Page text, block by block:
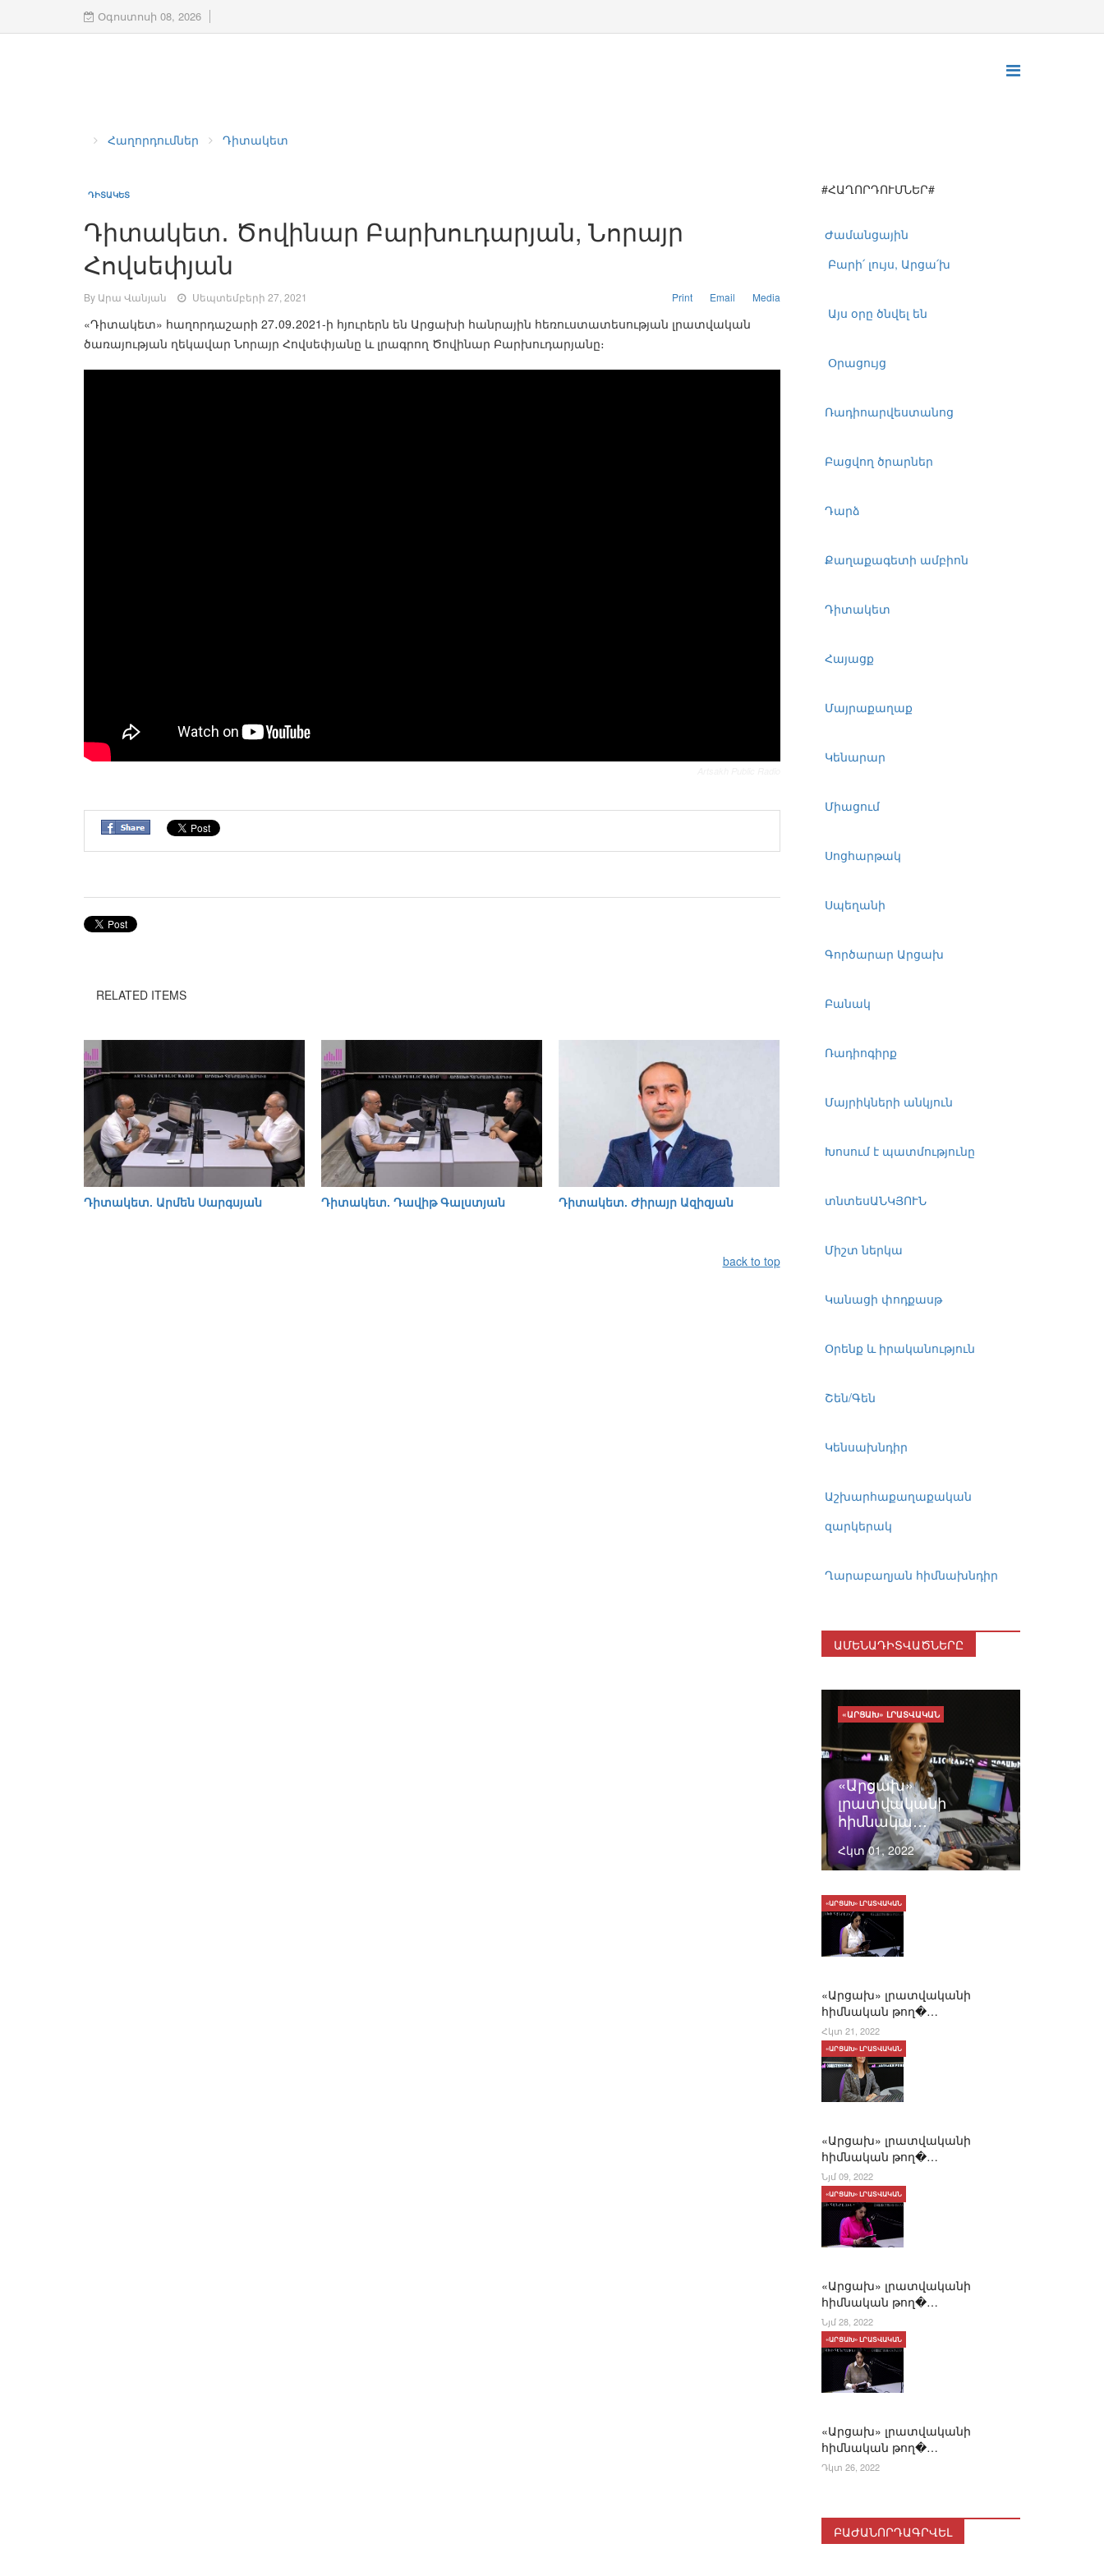
Օգոստոսի 08, 2026
Հաղորդումներ Դիտակետ
ԴԻՏԱԿԵՏ
Դիտակետ․ Ծովինար Բարխուդարյան, Նորայր
Հովսեփյան
By Արա Վանյան Սեպտեմբերի 27, 2021 Print Email Media
«Դիտակետ» հաղորդաշարի 27․09․2021-ի հյուրերն են Արցախի հանրային հեռուստատեսության լրատվական
ծառայության ղեկավար Նորայր Հովսեփյանը և լրագրող Ծովինար Բարխուդարյանը։
RELATED ITEMS
Դիտակետ. Արմեն Սարգսյան Դիտակետ. Դավիթ Գալստյան Դիտակետ. Ժիրայր Ազիզյան
back to top
#ՀԱՂՈՐԴՈՒՄՆԵՐ#
Ժամանցային
Բարի՛ լույս, Արցա՛խ
Այս օրը ծնվել են
Օրացույց
Ռադիոարվեստանոց
Բացվող ծրարներ
Դարձ
Քաղաքագետի ամբիոն
Դիտակետ
Հայացք
Մայրաքաղաք
Կենարար
Միացում
Սոցհարթակ
Սպեղանի
Գործարար Արցախ
Բանակ
Ռադիոգիրք
Մայրիկների անկյուն
Խոսում է պատմությունը
տնտեսԱՆԿՅՈՒՆ
Միշտ ներկա
Կանացի փոդքասթ
Օրենք և իրականություն
Շեն/Գեն
Կենսախնդիր
Աշխարհաքաղաքական
զարկերակ
Ղարաբաղյան հիմնախնդիր
ԱՄԵՆԱԴԻՏՎԱԾՆԵՐԸ
«Արցախ»
լրատվականի
հիմնակա…
Հկտ 01, 2022
«ԱՐՑԱԽ» ԼՐԱՏՎԱԿԱՆ
«Արցախ» լրատվականի
հիմնական թող�…
«ԱՐՑԱԽ» ԼՐԱՏՎԱԿԱՆ
Հկտ 21, 2022
«Արցախ» լրատվականի
հիմնական թող�…
«ԱՐՑԱԽ» ԼՐԱՏՎԱԿԱՆ
Նյմ 09, 2022
«Արցախ» լրատվականի
հիմնական թող�…
«ԱՐՑԱԽ» ԼՐԱՏՎԱԿԱՆ
Նյմ 28, 2022
«Արցախ» լրատվականի
հիմնական թող�…
«ԱՐՑԱԽ» ԼՐԱՏՎԱԿԱՆ
Դկտ 26, 2022
ԲԱԺԱՆՈՐԴԱԳՐՎԵԼ